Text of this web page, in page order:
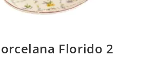
Florido 2